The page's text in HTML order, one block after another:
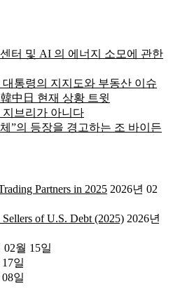
터 및 AI 의 에너지 소모에 관한
대통령의 지지도와 부동산 이슈
中日 현재 상황 트윗
지브리가 아니다
”의 등장을 경고하는 조 바이든
Partners in 2025 2026년 02
of U.S. Debt (2025) 2026년
02월 15일
일
일